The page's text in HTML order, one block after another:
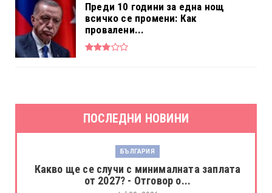
Преди 10 години за една нощ
всичко се промени: Как
провалени...
ПОСЛЕДНИ НОВИНИ
БЪЛГАРИЯ
Какво ще се случи с минималната заплата
от 2027? - Отговор о...